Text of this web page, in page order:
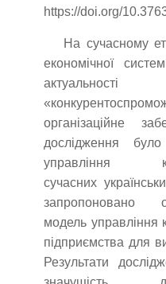
https://doi.org/
На сучасному
економічної
організаційне
дослідження
управління
сучасних
запропоновано
модель управління
підприємства для
Результати